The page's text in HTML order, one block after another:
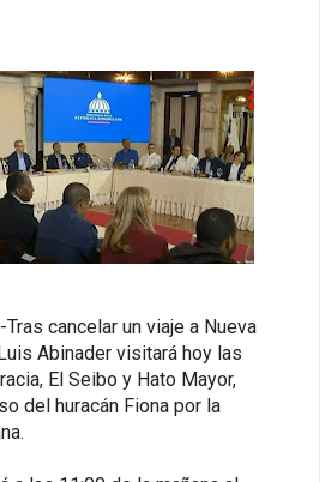
Tras cancelar un viaje a Nueva
Abinader visitará hoy las
El Seibo y Hato Mayor,
del huracán Fiona por la